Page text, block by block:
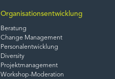
Organisationsentwicklung
Beratung
Change Management
Personalentwicklung
Diversity
Projektmanagement
Workshop-Moderation